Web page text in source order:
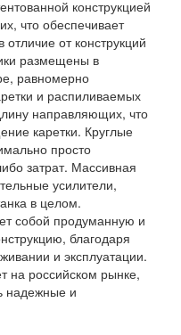
конструкцией
что обеспечивает
от конструкций
размещены в
равномерно
и распиливаемых
направляющих, что
каретки. Круглые
просто
затрат. Массивная
усилители,
в целом.
собой продуманную и
благодаря
и эксплуатации.
на российском рынке,
надежные и